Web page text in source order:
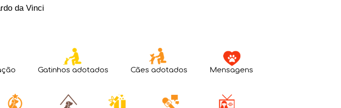
da Vinci
Gatinhos adotados Cães adotados Mensagens